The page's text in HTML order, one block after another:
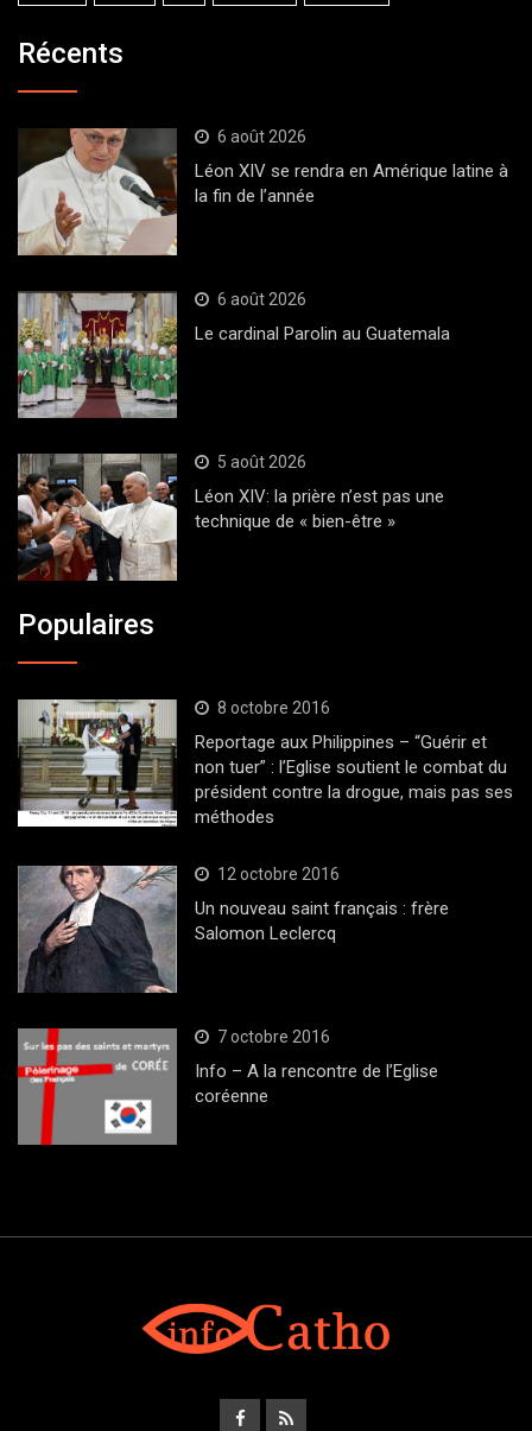
Récents
6 août 2026
Léon XIV se rendra en Amérique latine à
la fin de l’année
6 août 2026
Le cardinal Parolin au Guatemala
5 août 2026
Léon XIV: la prière n’est pas une
technique de « bien-être »
Populaires
8 octobre 2016
Reportage aux Philippines – “Guérir et
non tuer” : l’Eglise soutient le combat du
président contre la drogue, mais pas ses
méthodes
12 octobre 2016
Un nouveau saint français : frère
Salomon Leclercq
7 octobre 2016
Info – A la rencontre de l’Eglise
coréenne